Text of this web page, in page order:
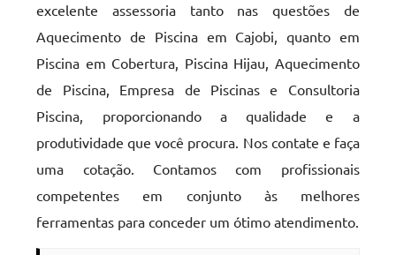
excelente assessoria tanto nas questões de
Aquecimento de Piscina em Cajobi, quanto em
Piscina em Cobertura, Piscina Hijau, Aquecimento
de Piscina, Empresa de Piscinas e Consultoria
Piscina, proporcionando a qualidade e a
produtividade que você procura. Nos contate e faça
uma cotação. Contamos com profissionais
competentes em conjunto às melhores
ferramentas para conceder um ótimo atendimento.